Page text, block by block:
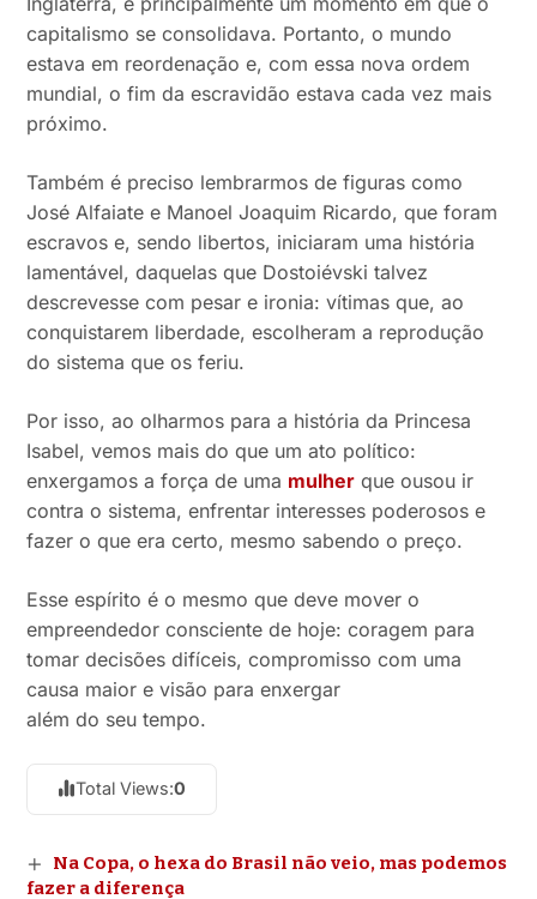
capitalismo se consolidava. Portanto, o mundo
estava em reordenação e, com essa nova ordem
mundial, o fim da escravidão estava cada vez mais
próximo.
Também é preciso lembrarmos de figuras como
José Alfaiate e Manoel Joaquim Ricardo, que foram
escravos e, sendo libertos, iniciaram uma história
lamentável, daquelas que Dostoiévski talvez
descrevesse com pesar e ironia: vítimas que, ao
conquistarem liberdade, escolheram a reprodução
do sistema que os feriu.
Por isso, ao olharmos para a história da Princesa
Isabel, vemos mais do que um ato político:
enxergamos a força de uma mulher que ousou ir
contra o sistema, enfrentar interesses poderosos e
fazer o que era certo, mesmo sabendo o preço.
Esse espírito é o mesmo que deve mover o
empreendedor consciente de hoje: coragem para
tomar decisões difíceis, compromisso com uma
causa maior e visão para enxergar
além do seu tempo.
Total Views:0
Na Copa, o hexa do Brasil não veio, mas podemos
fazer a diferença